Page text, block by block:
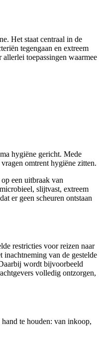
Het staat centraal in de
tegengaan en extreem
toepassingen waarmee
hygiëne gericht. Mede
omtrent hygiëne zitten.
een uitbraak van
slijtvast, extreem
er geen scheuren ontstaan
restricties voor reizen naar
inachtneming van de gestelde
wordt bijvoorbeeld
volledig ontzorgen,
te houden: van inkoop,